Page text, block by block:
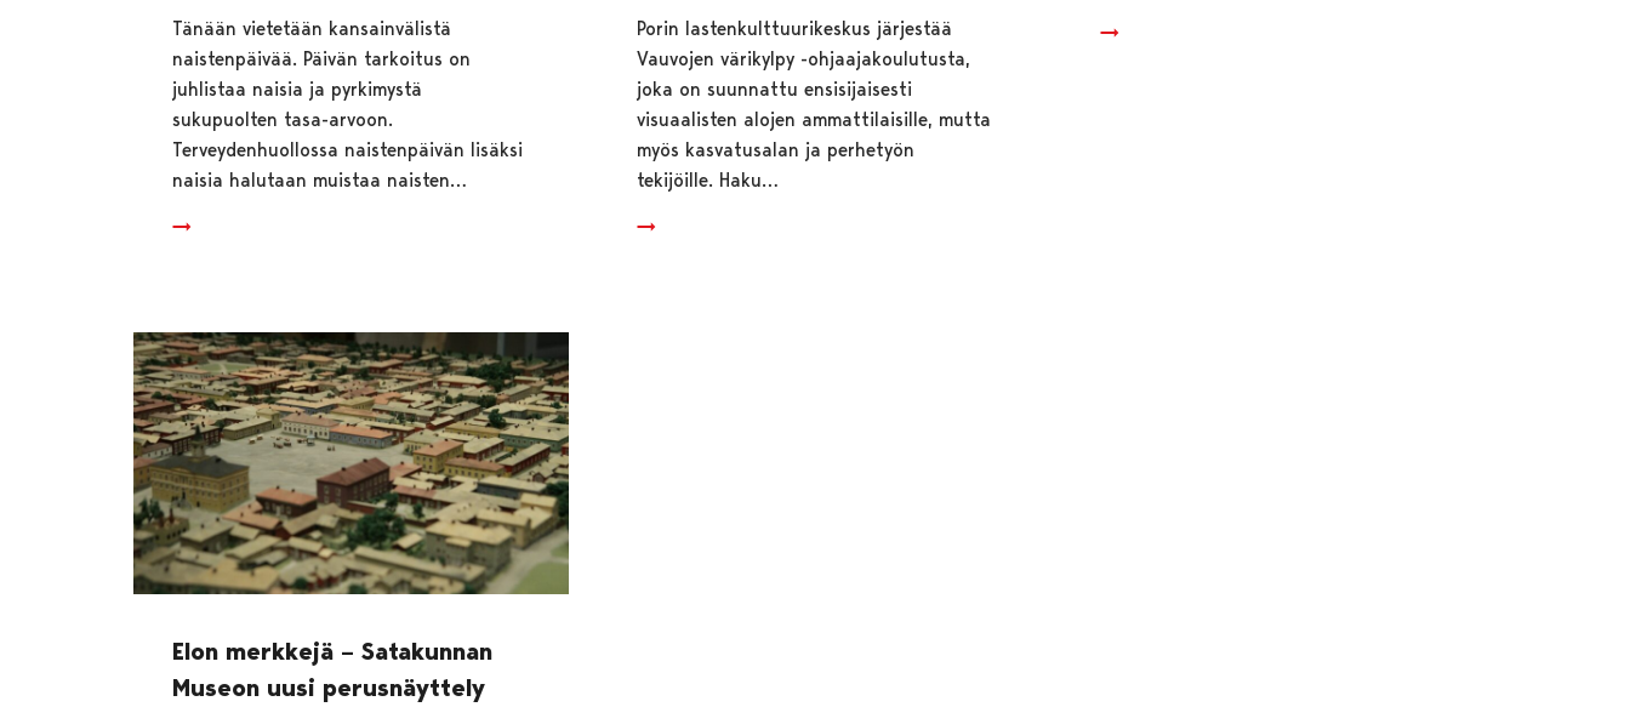
Tänään vietetään kansainvälistä
naistenpäivää. Päivän tarkoitus on
juhlistaa naisia ja pyrkimystä
sukupuolten tasa-arvoon.
Terveydenhuollossa naistenpäivän lisäksi
naisia halutaan muistaa naisten…
Porin lastenkulttuurikeskus järjestää
Vauvojen värikylpy -ohjaajakoulutusta,
joka on suunnattu ensisijaisesti
visuaalisten alojen ammattilaisille, mutta
myös kasvatusalan ja perhetyön
tekijöille. Haku…
Elon merkkejä – Satakunnan
Museon uusi perusnäyttely